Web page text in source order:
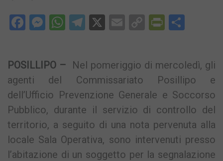
Facebook
Messenger
WhatsApp
Telegram
X EmailCopy
POSILLIPO – Nel pomeriggio di mercoledì, gli
agenti del Commissariato Posillipo e
dell’Ufficio Prevenzione Generale e Soccorso
Pubblico, durante il servizio di controllo del
territorio, a seguito di una nota pervenuta alla
locale Sala Operativa, sono intervenuti presso
l’abitazione di un soggetto per la segnalazione